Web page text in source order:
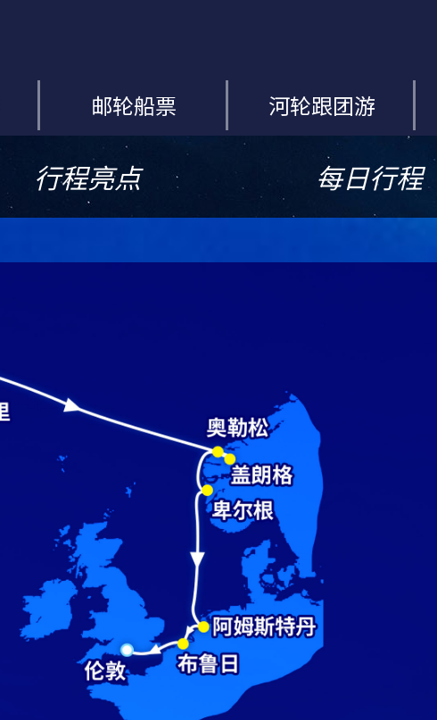
邮轮船票 河轮跟团游
行程亮点 每日行程